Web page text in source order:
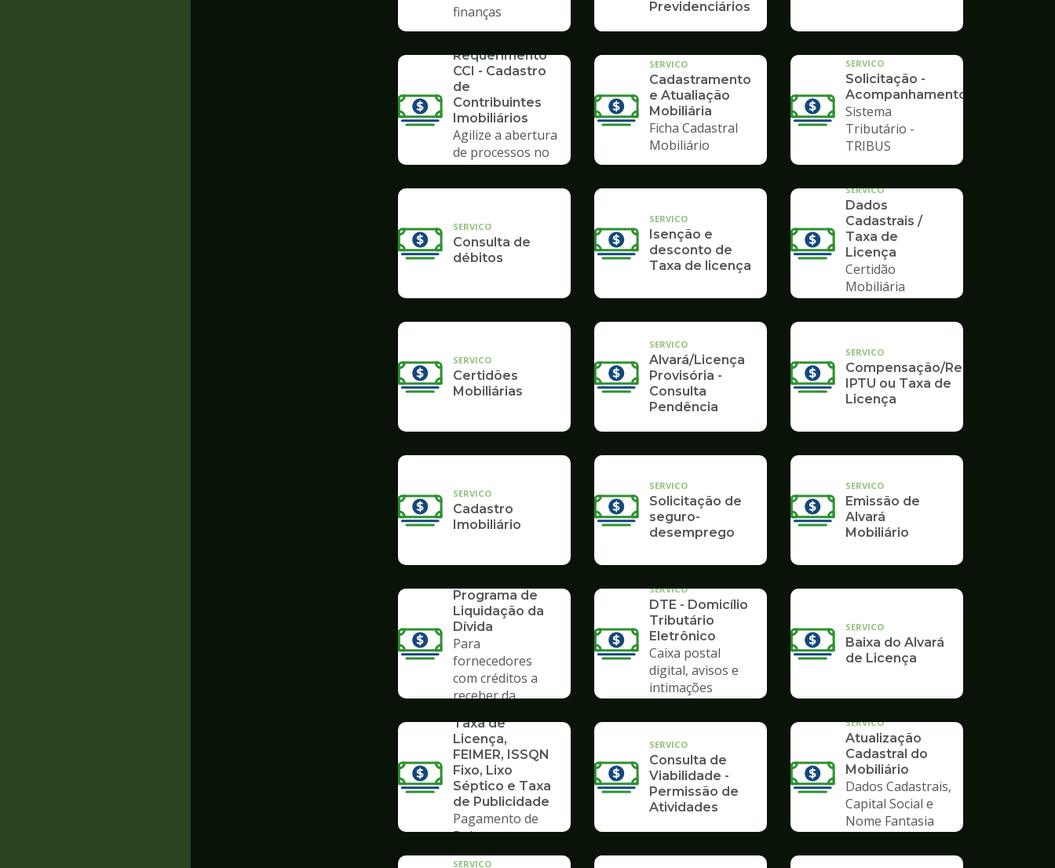
finanças
Previdenciários
Requerimento
CCI - Cadastro
de
Contribuintes
Imobiliários
Agilize a abertura
de processos no
Poupatempo
SERVICO
Cadastramento
e Atualiação
Mobiliária
Ficha Cadastral
Mobiliário
SERVICO
Solicitação -
Acompanhamento
Sistema
Tributário -
TRIBUS
SERVICO
Consulta de
débitos
SERVICO
Isenção e
desconto de
Taxa de licença
SERVICO
Dados
Cadastrais /
Taxa de
Licença
Certidão
Mobiliária
SERVICO
Certidões
Mobiliárias
SERVICO
Alvará/Licença
Provisória -
Consulta
Pendência
SERVICO
Compensação/Restituição
IPTU ou Taxa de
Licença
SERVICO
Cadastro
Imobiliário
SERVICO
Solicitação de
seguro-
desemprego
SERVICO
Emissão de
Alvará
Mobiliário
SERVICO
Programa de
Liquidação da
Dívida
Para
fornecedores
com créditos a
receber da
SERVICO
DTE - Domicílio
Tributário
Eletrônico
Caixa postal
digital, avisos e
intimações
SERVICO
Baixa do Alvará
de Licença
Taxa de
Licença,
FEIMER, ISSQN
Fixo, Lixo
Séptico e Taxa
de Publicidade
Pagamento de
Boleto
SERVICO
Consulta de
Viabilidade -
Permissão de
Atividades
SERVICO
Atualização
Cadastral do
Mobiliário
Dados Cadastrais,
Capital Social e
Nome Fantasia
SERVICO